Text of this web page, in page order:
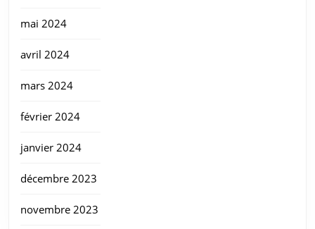
mai 2024
avril 2024
mars 2024
février 2024
janvier 2024
décembre 2023
novembre 2023